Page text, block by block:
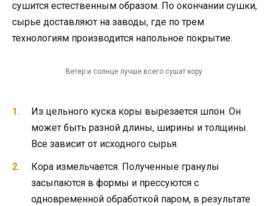
сушится естественным образом. По окончании сушки,
сырье доставляют на заводы, где по трем
технологиям производится напольное покрытие.
Ветер и солнце лучше всего сушат кору.
Из цельного куска коры вырезается шпон. Он
может быть разной длины, ширины и толщины.
Все зависит от исходного сырья.
Кора измельчается. Полученные гранулы
засыпаются в формы и прессуются с
одновременной обработкой паром, в результате